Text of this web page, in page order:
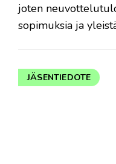
joten
sopimuksia ja
JÄSENTIEDOTE